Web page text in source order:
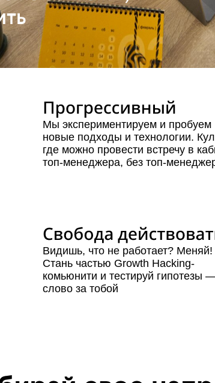
Мы экспериментируем и пробуем
новые подходы и технологии.
где можно провести встречу в
топ-менеджера, без топ-
Видишь, что не работает? Меняй!
Стань частью Growth Hacking-
комьюнити и тестируй гипотезы
слово за тобой